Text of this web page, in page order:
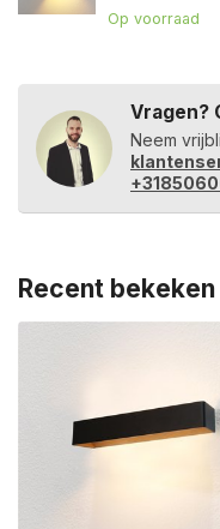
Op voorraad
Vragen?
Neem
Recent bekeken